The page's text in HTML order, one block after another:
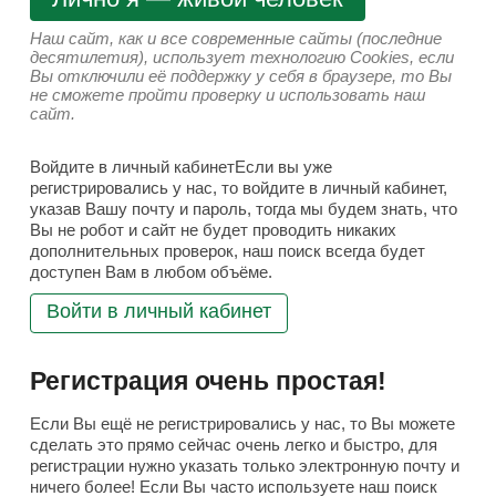
Наш сайт, как и все современные сайты (последние
десятилетия), использует технологию Cookies, если
Вы отключили её поддержку у себя в браузере, то Вы
не сможете пройти проверку и использовать наш
сайт.
Войдите в личный кабинетЕсли вы уже
регистрировались у нас, то войдите в личный кабинет,
указав Вашу почту и пароль, тогда мы будем знать, что
Вы не робот и сайт не будет проводить никаких
дополнительных проверок, наш поиск всегда будет
доступен Вам в любом объёме.
Войти в личный кабинет
Регистрация очень простая!
Если Вы ещё не регистрировались у нас, то Вы можете
сделать это прямо сейчас очень легко и быстро, для
регистрации нужно указать только электронную почту и
ничего более! Если Вы часто используете наш поиск